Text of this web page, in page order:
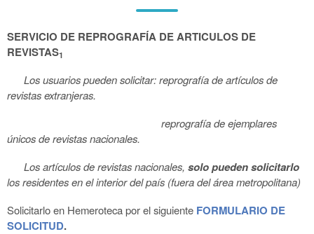
SERVICIO DE REPROGRAFÍA DE ARTICULOS DE
REVISTAS1
Los usuarios pueden solicitar: reprografía de artículos de
revistas extranjeras.
reprografía de ejemplares
únicos de revistas nacionales.
Los artículos de revistas nacionales, solo pueden solicitarlo
los residentes en el interior del país (fuera del área metropolitana)
Solicitarlo en Hemeroteca por el siguiente FORMULARIO DE
SOLICITUD.